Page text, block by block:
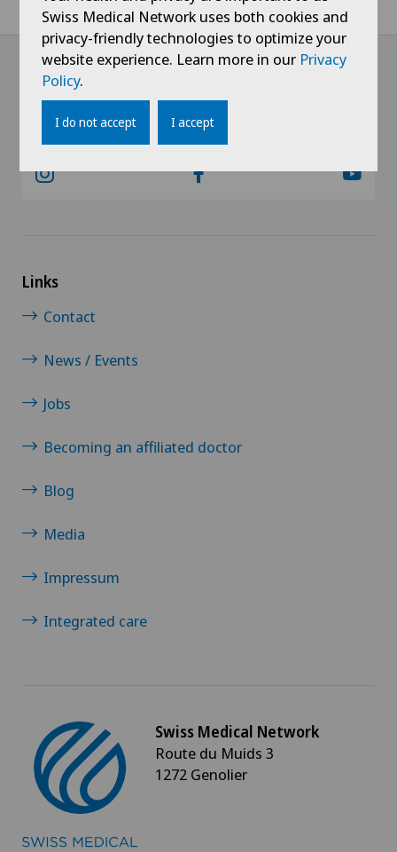
Home News / Events Nouveau certificat - Entreprise active
@Follow our news
Links
Contact
News / Events
Jobs
Becoming an affiliated doctor
Blog
Media
Impressum
Integrated care
Swiss Medical Network
Route du Muids 3
1272 Genolier
Swiss Medical Network uses both cookies and
privacy-friendly technologies to optimize your
website experience. Learn more in our Privacy
Policy.
I do not accept I accept